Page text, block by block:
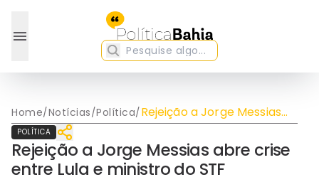
Home/Notícias/Política/Rejeição a Jorge Messias
abre crise entre Lula e
ministro do STF
POLÍTICA
Rejeição a Jorge Messias abre crise
entre Lula e ministro do STF